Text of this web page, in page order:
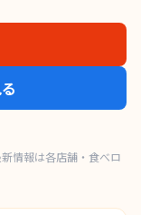
情報は各店舗・食べロ